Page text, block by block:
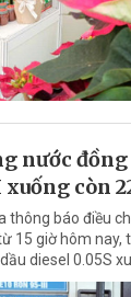
nước
xuống còn
thông báo điều
15 giờ hôm nay,
diesel 0.05S